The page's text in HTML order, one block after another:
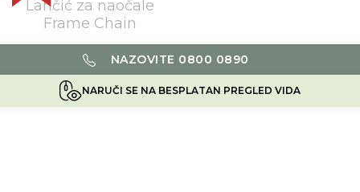
Lančić za naočale
Frame Chain
NAZOVITE 0800 0890
NARUČI SE NA BESPLATAN PREGLED VIDA